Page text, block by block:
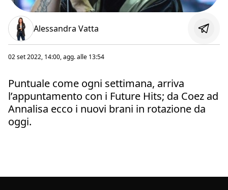
Alessandra Vatta
02 set 2022, 14:00, agg. alle 13:54
Puntuale come ogni settimana, arriva
l’appuntamento con i Future Hits; da Coez ad
Annalisa ecco i nuovi brani in rotazione da
oggi.